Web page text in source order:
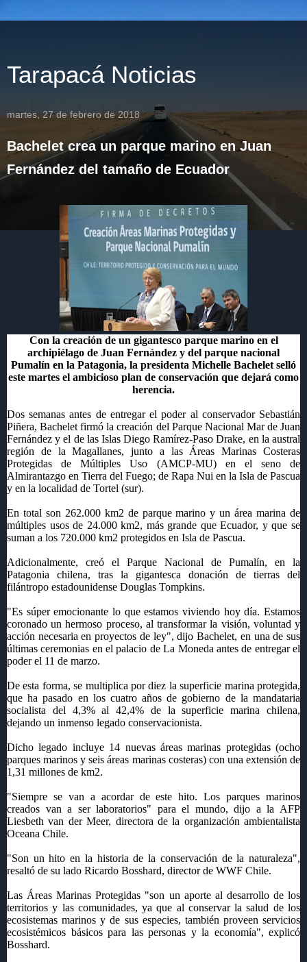
Tarapacá Noticias
martes, 27 de febrero de 2018
Bachelet crea un parque marino en Juan
Fernández del tamaño de Ecuador
Con la creación de un gigantesco parque marino en el
archipiélago de Juan Fernández y del parque nacional
Pumalín en la Patagonia, la presidenta Michelle Bachelet selló
este martes el ambicioso plan de conservación que dejará como
herencia.
Dos semanas antes de entregar el poder al conservador Sebastián
Piñera, Bachelet firmó la creación del Parque Nacional Mar de Juan
Fernández y el de las Islas Diego Ramírez-Paso Drake, en la austral
región de la Magallanes, junto a las Áreas Marinas Costeras
Protegidas de Múltiples Uso (AMCP-MU) en el seno de
Almirantazgo en Tierra del Fuego; de Rapa Nui en la Isla de Pascua
y en la localidad de Tortel (sur).
En total son 262.000 km2 de parque marino y un área marina de
múltiples usos de 24.000 km2, más grande que Ecuador, y que se
suman a los 720.000 km2 protegidos en Isla de Pascua.
Adicionalmente, creó el Parque Nacional de Pumalín, en la
Patagonia chilena, tras la gigantesca donación de tierras del
filántropo estadounidense Douglas Tompkins.
"Es súper emocionante lo que estamos viviendo hoy día. Estamos
coronado un hermoso proceso, al transformar la visión, voluntad y
acción necesaria en proyectos de ley", dijo Bachelet, en una de sus
últimas ceremonias en el palacio de La Moneda antes de entregar el
poder el 11 de marzo.
De esta forma, se multiplica por diez la superficie marina protegida,
que ha pasado en los cuatro años de gobierno de la mandataria
socialista del 4,3% al 42,4% de la superficie marina chilena,
dejando un inmenso legado conservacionista.
Dicho legado incluye 14 nuevas áreas marinas protegidas (ocho
parques marinos y seis áreas marinas costeras) con una extensión de
1,31 millones de km2.
"Siempre se van a acordar de este hito. Los parques marinos
creados van a ser laboratorios" para el mundo, dijo a la AFP
Liesbeth van der Meer, directora de la organización ambientalista
Oceana Chile.
"Son un hito en la historia de la conservación de la naturaleza",
resaltó de su lado Ricardo Bosshard, director de WWF Chile.
Las Áreas Marinas Protegidas "son un aporte al desarrollo de los
territorios y las comunidades, ya que al conservar la salud de los
ecosistemas marinos y de sus especies, también proveen servicios
ecosistémicos básicos para las personas y la economía", explicó
Bosshard.